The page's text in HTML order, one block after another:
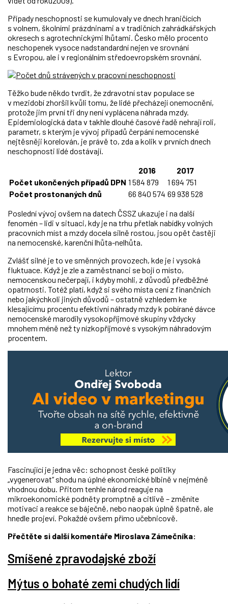
Případy neschopnosti se kumulovaly ve dnech hraničících
s volnem, školními prázdninami a v tradičních zahrádkářských
okresech s agrotechnickými lhůtami. Česko mělo procento
neschopenek vysoce nadstandardní nejen ve srovnání
s Evropou, ale i v regionálním středoevropském srovnání.
Těžko bude někdo tvrdit, že zdravotní stav populace se
v mezidobí zhoršil kvůli tomu, že lidé přecházejí onemocnění,
protože jim první tři dny není vyplácena náhrada mzdy.
Epidemiologická data v takhle dlouhé časové řadě nehrají roli,
parametr, s kterým je vývoj případů čerpání nemocenské
nejtěsněji korelován, je právě to, zda a kolik v prvních dnech
neschopnosti lidé dostávají.
2016
2017
Počet ukončených případů DPN 1 584 879
1 694 751
Počet prostonaných dnů
66 840 574 69 938 528
Poslední vývoj ovšem na datech ČSSZ ukazuje i na další
fenomén – lidi v situaci, kdy je na trhu přetlak nabídky volných
pracovních míst a mzdy docela silně rostou, jsou opět častěji
na nemocenské, karenční lhůta-nelhůta.
Zvlášť silné je to ve směnných provozech, kde je i vysoká
fluktuace. Když je zle a zaměstnanci se bojí o místo,
nemocenskou nečerpají, i kdyby mohli, z důvodů předběžné
opatrnosti. Totéž platí, když si svého místa cení z finančních
nebo jakýchkoli jiných důvodů – ostatně vzhledem ke
klesajícímu procentu efektivní náhrady mzdy k pobírané dávce
nemocenské marodily vysokopříjmové skupiny vždycky
mnohem méně než ty nízkopříjmové s vysokým náhradovým
procentem.
Fascinující je jedna věc: schopnost české politiky
„vygenerovat“ shodu na úplné ekonomické blbině v nejméně
vhodnou dobu. Přitom tenhle národ reaguje na
mikroekonomické podněty promptně a citlivě – změníte
motivaci a reakce se báječně, nebo naopak úplně špatně, ale
hnedle projeví. Pokaždé ovšem přímo učebnicově.
Přečtěte si další komentáře Miroslava Zámečníka:
Smíšené zpravodajské zboží
Mýtus o bohaté zemi chudých lidí